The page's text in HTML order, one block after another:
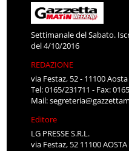
Settimanale del Sabato.
del 4/10/2016
REDAZIONE
via Festaz, 52 - 11100 Aosta
Tel: 0165/231711 - Fax:
Mail:
Editore
LG PRESSE S.R.L.
via Festaz, 52 11100 AOSTA